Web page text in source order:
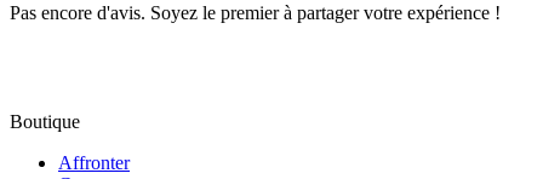
Pas encore d'avis. Soyez le premier à partager votre expérience !
Boutique
Affronter